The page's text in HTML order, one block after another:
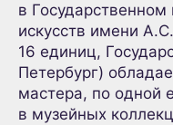
в Государственном
искусств имени
16 единиц,
Петербург)
мастера, по одной
в музейных